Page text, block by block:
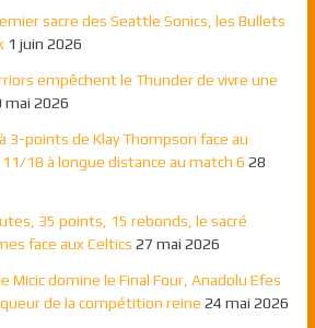
sacre des Seattle Sonics, les Bullets
1 juin 2026
empêchent le Thunder de vivre une
mai 2026
3-points de Klay Thompson face au
18 à longue distance au match 6 28
35 points, 15 rebonds, le sacré
face aux Celtics 27 mai 2026
Micic domine le Final Four, Anadolu Efes
de la compétition reine 24 mai 2026